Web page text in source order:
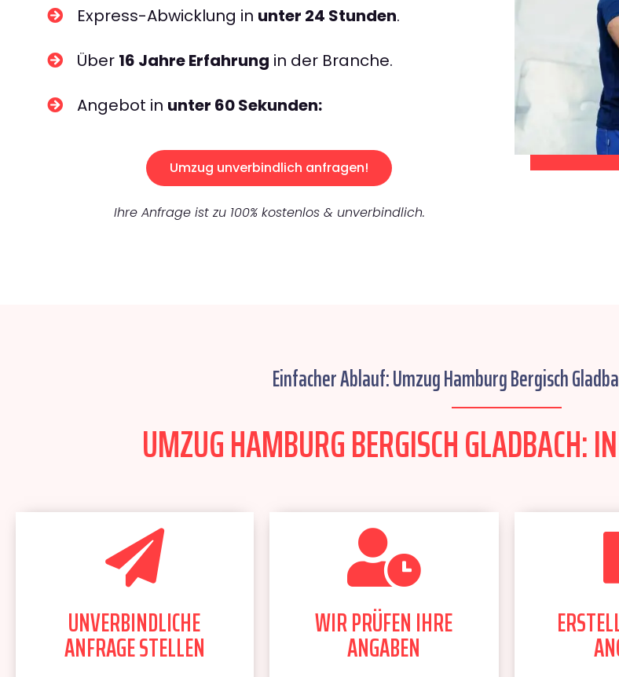
Express-Abwicklung in unter 24 Stunden.
Über 16 Jahre Erfahrung in der Branche.
Angebot in unter 60 Sekunden:
Umzug unverbindlich anfragen!
Ihre Anfrage ist zu 100% kostenlos & unverbindlich.
Einfacher Ablauf: Umzug Hamburg Bergisch
UMZUG HAMBURG BERGISCH GLADBACH:
UNVERBINDLICHE
ANFRAGE STELLEN
WIR PRÜFEN IHRE
ANGABEN